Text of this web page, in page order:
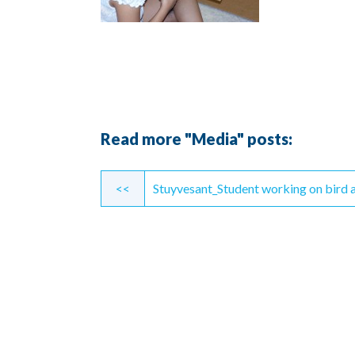
Read more "Media" posts:
Continue
Reading
<< Stuyvesant_Student working on bird